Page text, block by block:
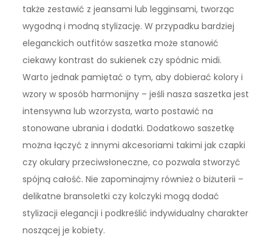
także zestawić z jeansami lub legginsami, tworząc
wygodną i modną stylizację. W przypadku bardziej
eleganckich outfitów saszetka może stanowić
ciekawy kontrast do sukienek czy spódnic midi.
Warto jednak pamiętać o tym, aby dobierać kolory i
wzory w sposób harmonijny – jeśli nasza saszetka jest
intensywna lub wzorzysta, warto postawić na
stonowane ubrania i dodatki. Dodatkowo saszetkę
można łączyć z innymi akcesoriami takimi jak czapki
czy okulary przeciwsłoneczne, co pozwala stworzyć
spójną całość. Nie zapominajmy również o biżuterii –
delikatne bransoletki czy kolczyki mogą dodać
stylizacji elegancji i podkreślić indywidualny charakter
noszącej je kobiety.